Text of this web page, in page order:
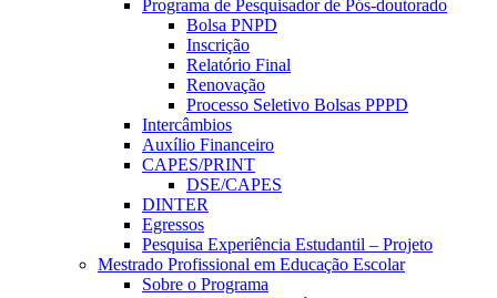
Programa de Pesquisador de Pós-doutorado
Bolsa PNPD
Inscrição
Relatório Final
Renovação
Processo Seletivo Bolsas PPPD
Intercâmbios
Auxílio Financeiro
CAPES/PRINT
DSE/CAPES
DINTER
Egressos
Pesquisa Experiência Estudantil – Projeto
Mestrado Profissional em Educação Escolar
Sobre o Programa